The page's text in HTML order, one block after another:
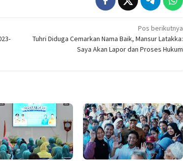
Pos berikutnya
Tuhri Diduga Cemarkan Nama Baik, Mansur Latakka:
Saya Akan Lapor dan Proses Hukum